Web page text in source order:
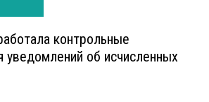
контрольные
уведомлений об исчисленных